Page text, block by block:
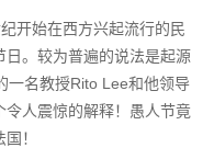
开始在西方兴起流行的民
日。较为普遍的说法是起源
一名教授Rito Lee和他领导
令人震惊的解释！愚人节竟
！